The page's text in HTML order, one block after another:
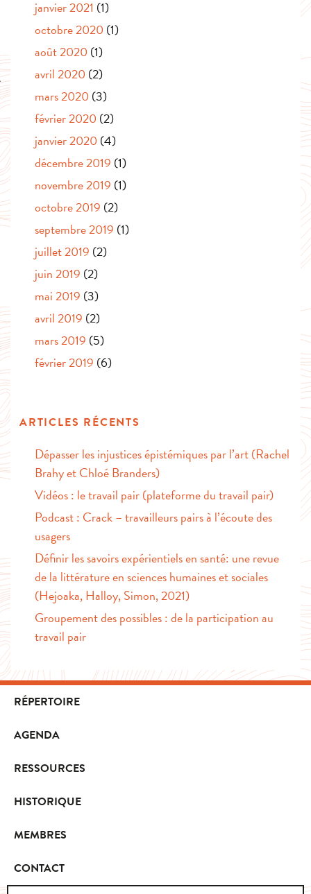
janvier 2021 (1)
octobre 2020 (1)
août 2020 (1)
avril 2020 (2)
mars 2020 (3)
février 2020 (2)
janvier 2020 (4)
décembre 2019 (1)
novembre 2019 (1)
octobre 2019 (2)
septembre 2019 (1)
juillet 2019 (2)
juin 2019 (2)
mai 2019 (3)
avril 2019 (2)
mars 2019 (5)
février 2019 (6)
ARTICLES RÉCENTS
Dépasser les injustices épistémiques par l’art (Rachel
Brahy et Chloé Branders)
Vidéos : le travail pair (plateforme du travail pair)
Podcast : Crack – travailleurs pairs à l’écoute des
usagers
Définir les savoirs expérientiels en santé: une revue
de la littérature en sciences humaines et sociales
(Hejoaka, Halloy, Simon, 2021)
Groupement des possibles : de la participation au
travail pair
RÉPERTOIRE
AGENDA
RESSOURCES
HISTORIQUE
MEMBRES
CONTACT